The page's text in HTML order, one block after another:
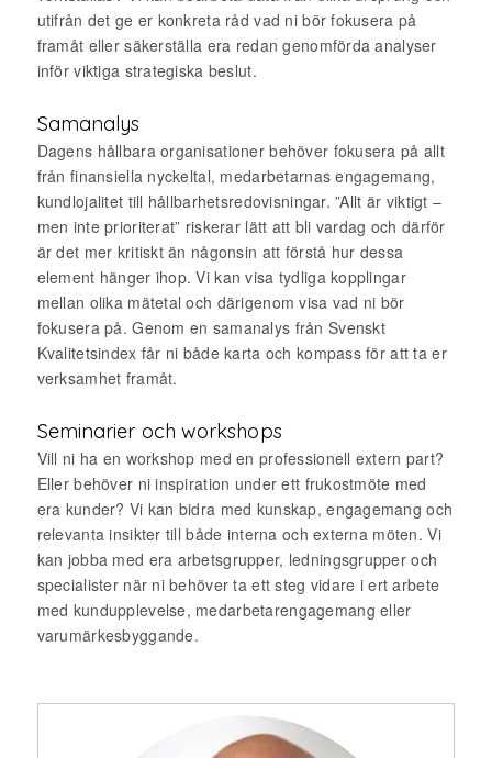
utifrån det ge er konkreta råd vad ni bör fokusera på
framåt eller säkerställa era redan genomförda analyser
inför viktiga strategiska beslut.
Samanalys
Dagens hållbara organisationer behöver fokusera på allt
från finansiella nyckeltal, medarbetarnas engagemang,
kundlojalitet till hållbarhetsredovisningar. ”Allt är viktigt –
men inte prioriterat” riskerar lätt att bli vardag och därför
är det mer kritiskt än någonsin att förstå hur dessa
element hänger ihop. Vi kan visa tydliga kopplingar
mellan olika mätetal och därigenom visa vad ni bör
fokusera på. Genom en samanalys från Svenskt
Kvalitetsindex får ni både karta och kompass för att ta er
verksamhet framåt.
Seminarier och workshops
Vill ni ha en workshop med en professionell extern part?
Eller behöver ni inspiration under ett frukostmöte med
era kunder? Vi kan bidra med kunskap, engagemang och
relevanta insikter till både interna och externa möten. Vi
kan jobba med era arbetsgrupper, ledningsgrupper och
specialister när ni behöver ta ett steg vidare i ert arbete
med kundupplevelse, medarbetarengagemang eller
varumärkesbyggande.